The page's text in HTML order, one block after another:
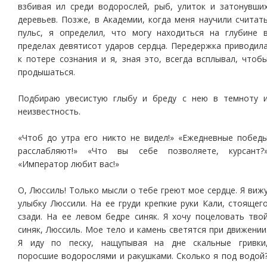
взбивая ил среди водорослей, рыб, улиток и
деревьев. Позже, в Академии, когда меня научили
пульс, я определил, что могу находиться на глубине
пределах девятисот ударов сердца. Передержка
к потере сознания и я, зная это, всегда всплывал,
продышаться.
Подбираю увесистую глыбу и бреду с нею в темноту
неизвестность.
«Чтоб до утра его никто не видел!» «Ежедневные
расслабляют!» «Что вы себе позволяете,
«Император любит вас!»
О, Люссиль! Только мысли о тебе греют мое сердце. Я
улыбку Люссили. На ее груди крепкие руки Кали,
сзади. На ее левом бедре синяк. Я хочу поцеловать
синяк, Люссиль. Мое тело и камень светятся при
Я иду по песку, нащупывая на дне скальные
поросшие водорослями и ракушками. Сколько я под